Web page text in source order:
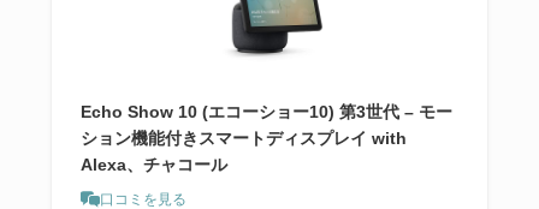
Echo Show 10 (エコーショー10) 第3世代 – モー
ション機能付きスマートディスプレイ with
Alexa、チャコール
口コミを見る